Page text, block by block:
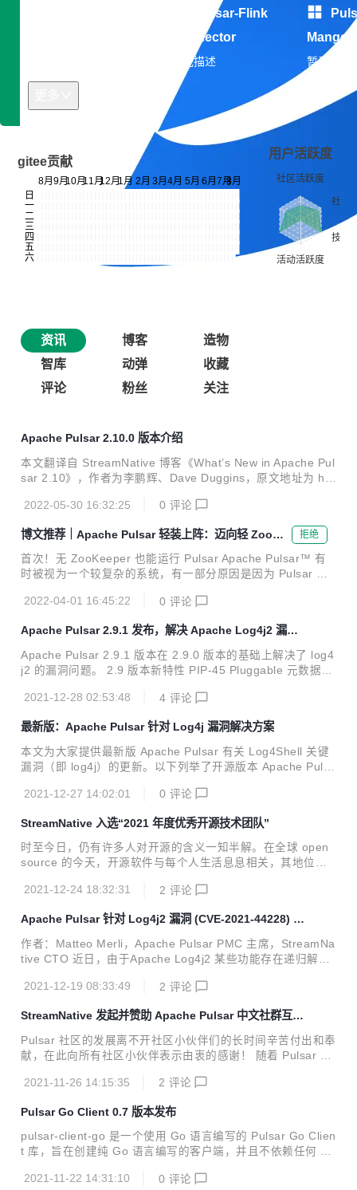
Pulsar-Flink
Connector
暂无描述
Manger
暂无描述
gitee贡献
用户活跃度
资讯 博客
造物
智库
动弹
收藏
评论
粉丝 关注
Apache Pulsar 2.10.0 版本介绍
本文翻译自 StreamNative 博客《What’s New in Apache Pul
sar 2.10》，作者为李鹏辉、Dave Duggins，原文地址为 htt
n-apache-pulsar-210/。 倍受期待的 Apache Pulsar 2.10.0
版本近期已发布！新版本涵盖 99 位贡献者提供的改进和错误
修复，并提交了 800 余次变更。除了之前为大家介绍的减轻
ZooKeeper 依赖 和自动化集群故障转移 特性外，Pulsar 2.1
0.0 版本还包含十余项重...
2022-05-30 16:32:25 0 评论
博文推荐｜Apache Pulsar 轻装上阵：迈向轻 ZooKe
eper 时代
拒绝
首次！无 ZooKeeper 也能运行 Pulsar Apache Pulsar™ 有
时被视为一个较复杂的系统，有一部分原因是因为 Pulsar 使
r 就使用 ZooKeeper 存储分配给 topic 的 broker 信息、topic
额外组件便加深了大家对于 Pulsar 是一个复杂系统的印象。
为了简化 Pulsar 的部署，社区发起了一项计划——Pulsar 改
进规划 PIP-45 来减轻对 ZooKeeper 的依赖，同时用可插拔
的框架来替代。这...
2022-04-01 16:45:22 0 评论
Apache Pulsar 2.9.1 发布，解决 Apache Log4j2 漏洞
的最新发布版本！
Apache Pulsar 2.9.1 版本在 2.9.0 版本的基础上解决了 log4
j2 的漏洞问题。 2.9 版本新特性 PIP-45 Pluggable 元数据接
弹性、稳定性、减少代码重复等 Pulsar IO：引入 Oracle Deb
器 Pulsar 客户端的许多改进，包括 PIP-83、PIP-91、PIP-9
6 跨地域复制改进：PIP-88 跨集群复制模式 Apache Kafka si
nk 连接器可以作为 Pulsar sink ...
2021-12-28 02:53:48 4 评论
最新版：Apache Pulsar 针对 Log4j 漏洞解决方案
本文为大家提供最新版 Apache Pulsar 有关 Log4Shell 关键
漏洞（即 log4j）的更新。以下列举了开源版本 Apache Pulsa
2021-12-27 14:02:01
0 评论
StreamNative 入选“2021 年度优秀开源技术团队”
时至今日，仍有许多人对开源的含义一知半解。在全球 open
source 的今天，开源软件与每个人生活息息相关，其地位至
了「创新者」，开源开发模式造就了一些当今在用的最重要的
为这庞大浩瀚数字中的一环，Apache Pulsar 因为其自身的价
值而闪耀。StreamNative 作为由 Apache Pulsar 创始团队成
员组建的开源技术团队，始终致力于 Apache Pulsar 社区和
生态建设，同时围绕 Pulsar 打造下一代云原生批流融合数据
平台。StreamNative 技术...
2021-12-24 18:32:31 2 评论
Apache Pulsar 针对 Log4j2 漏洞 (CVE-2021-44228) 的
解决方案
作者：Matteo Merli，Apache Pulsar PMC 主席，StreamNa
tive CTO 近日，由于Apache Log4j2 某些功能存在递归解析
该漏洞的细节和修复进展可以参考 CVE-2021-44228[1]. Apa
们强烈建议您遵循 Apache Log4j 社区的建议并尽快修补您的
系统。 针对 Apache Pulsar 系统而言，有两种解决方法可以
修补 Pulsar 部署。您可以设置以下任一项： 1.Java属性： -
2021-12-19 08:33:49 2 评论
StreamNative 发起并赞助 Apache Pulsar 中文社群互助
组成员招募
Pulsar 社区的发展离不开社区小伙伴们的长时间辛苦付出和奉
献，在此向所有社区小伙伴表示由衷的感谢！ 随着 Pulsar 中
Pulsar 技术交流群，并在群内进行技术交流、分享 Pulsar 技
中文社区的主力军，StreamNative 也希望更多的小伙伴深度
参与社群建设，共同助力社群成员用好 Apache Pulsar，充分
发挥 Apache Pulsar 给大家带来的价值。基于这个目的，现
成员的志愿服...
2021-11-26 14:15:35 2 评论
Pulsar Go Client 0.7 版本发布
pulsar-client-go 是一个使用 Go 语言编写的 Pulsar Go Clien
t 库，旨在创建纯 Go 语言编写的客户端，并且不依赖任何 C+
ang）中创建 Pulsar 生产者、消费者和 reader。在 Go 客户
2021-11-22 14:31:10 0 评论